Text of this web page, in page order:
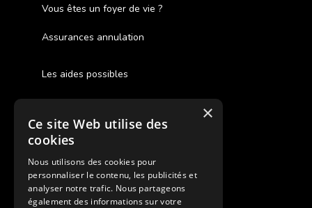
Vous êtes un foyer de vie ?
Assurances annulation
Les aides possibles
Cash Back
Pour les fratries
Facebook Supernova
Instagram Supernova
×
Ce site Web utilise des
cookies
Nous utilisons des cookies pour
personnaliser le contenu, les publicités et
analyser notre trafic. Nous partageons
également des informations sur votre